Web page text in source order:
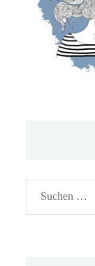
Suchen
nach: